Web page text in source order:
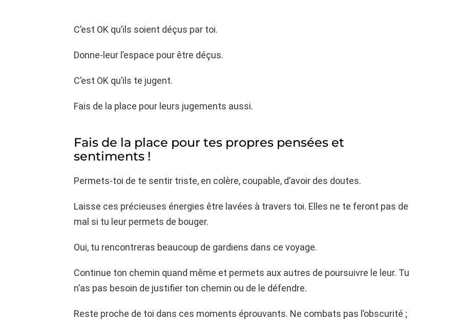
C’est OK qu’ils soient déçus par toi.
Donne-leur l’espace pour être déçus.
C’est OK qu’ils te jugent.
Fais de la place pour leurs jugements aussi.
Fais de la place pour tes propres pensées et
sentiments !
Permets-toi de te sentir triste, en colère, coupable, d’avoir des doutes.
Laisse ces précieuses énergies être lavées à travers toi. Elles ne te feront pas de
mal si tu leur permets de bouger.
Oui, tu rencontreras beaucoup de gardiens dans ce voyage.
Continue ton chemin quand même et permets aux autres de poursuivre le leur. Tu
n’as pas besoin de justifier ton chemin ou de le défendre.
Reste proche de toi dans ces moments éprouvants. Ne combats pas l’obscurité ;